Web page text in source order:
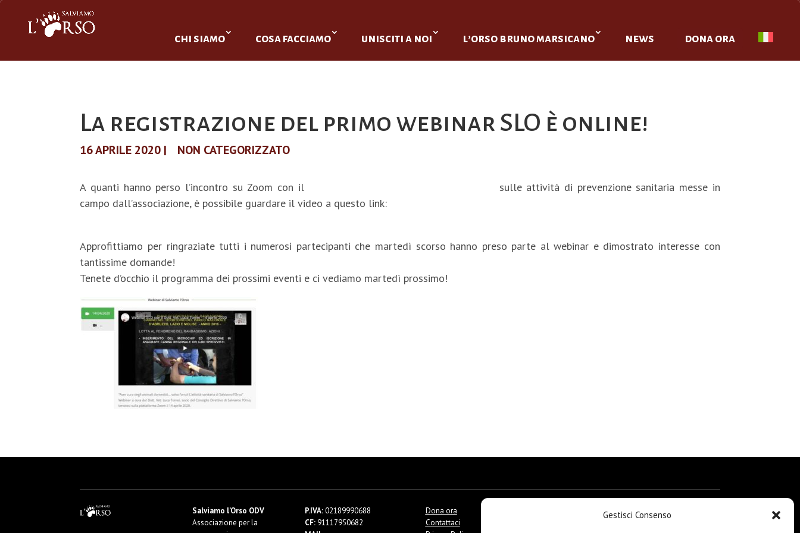
Gestisci Consenso
chi siamo cosa facciamo unisciti a noi l’orso bruno marsicano news dona ora
La registrazione del primo webinar SLO è online!
16 APRILE 2020 | NON CATEGORIZZATO
A quanti hanno perso l’incontro su Zoom con il
sulle attività di prevenzione sanitaria messe in
campo dall’associazione, è possibile guardare il video a questo link:
Approfittiamo per ringraziate tutti i numerosi partecipanti che martedì scorso hanno preso parte al webinar e dimostrato interesse con
tantissime domande!
Tenete d’occhio il programma dei prossimi eventi e ci vediamo martedì prossimo!
Salviamo l’Orso ODV
Associazione per la
P.IVA:02189990688
CF: 91117950682
Dona ora
Contattaci